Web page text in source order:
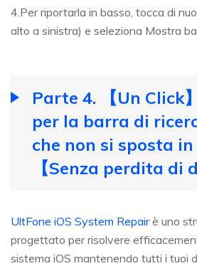
4.Per riportarla in basso, tocca di
alto a sinistra) e seleziona Mostra
Parte 4. 【Un Click
per la barra di
che non si sposta
【Senza perdita di
UltFone iOS System Repairè uno
progettato per risolvere
sistema iOS mantenendo tutti i tuoi